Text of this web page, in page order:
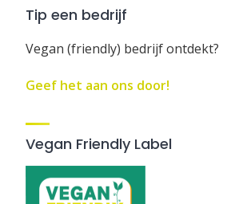
Tip een bedrijf
Vegan (friendly) bedrijf ontdekt?
Geef het aan ons door!
Vegan Friendly Label